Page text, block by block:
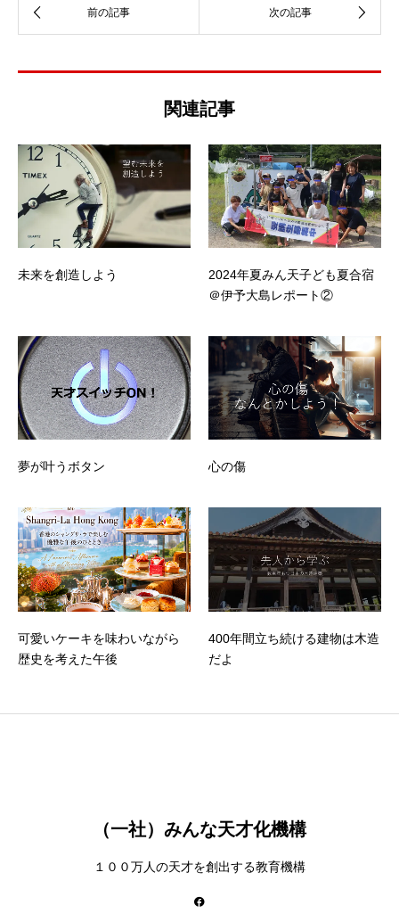
関連記事
未来を創造しよう
2024年夏みん天子ども夏合宿
＠伊予大島レポート②
夢が叶うボタン 心の傷
可愛いケーキを味わいながら
歴史を考えた午後
400年間立ち続ける建物は木造
だよ
（一社）みんな天才化機構
１００万人の天才を創出する教育機構